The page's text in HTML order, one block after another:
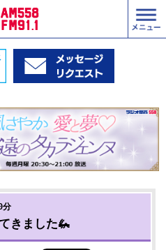
分
きました🦗